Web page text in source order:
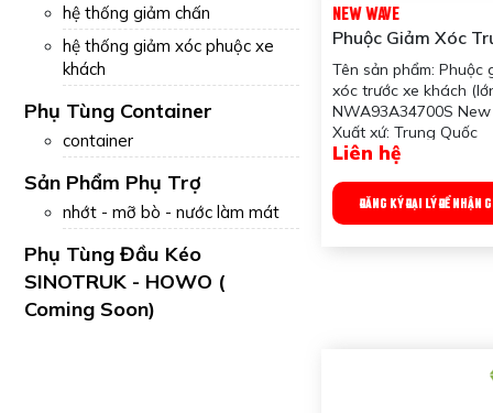
hệ thống giảm chấn
hệ thống giảm xóc phuộc xe
khách
Phụ Tùng Container
container
Sản Phẩm Phụ Trợ
nhớt - mỡ bò - nước làm mát
Phụ Tùng Đầu Kéo
SINOTRUK - HOWO (
Coming Soon)
NEW WAVE
Phuộc Giảm Xóc
Khách (lớn)
NWA93A34700S
Tên sản phẩm: Phuộc
xóc trước xe khách
NWA93A34700S
Xuất xứ: Trung Quốc
Ứng dụng: Dùng cho
động lực lên xe. Triệt
động của lực đàn hồi
Liên hệ
ĐĂNG KÝ ĐẠI LÝ ĐỂ NHẬN